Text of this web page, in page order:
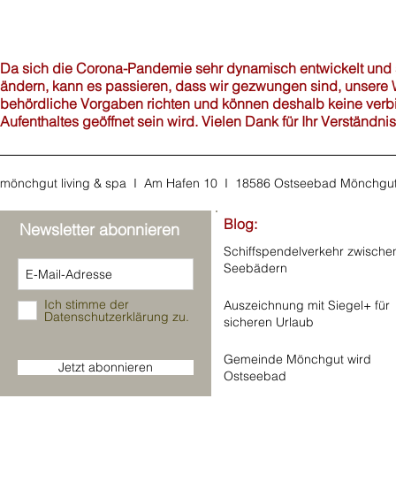
Da sich die Corona-Pandemie sehr dynamisch entwickelt
ändern, kann es passieren, dass wir gezwungen sind,
behördliche Vorgaben richten und können deshalb keine
Aufenthaltes geöffnet sein wird. Vielen Dank für Ihr
mönchgut living & spa I Am Hafen 10 I 18586 Ostseebad
Newsletter abonnieren
Ich stimme der
Datenschutzerklärung zu.
Jetzt abonnieren
Blog:
Schiffspendelverkehr
Seebädern
Auszeichnung mit Siegel+ für
sicheren Urlaub
Gemeinde Mönchgut wird
Ostseebad